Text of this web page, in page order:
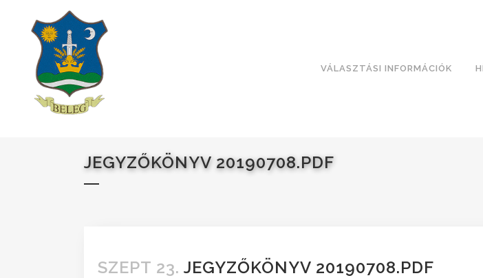
VÁLASZTÁSI INFORMÁCIÓK
JEGYZŐKÖNYV 20190708.PDF
SZEPT 23. JEGYZŐKÖNYV 20190708.PDF